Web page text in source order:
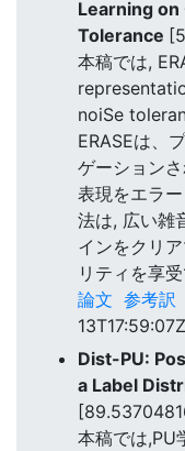
Learning on
Tolerance
本稿では,
noiSe
ERASEは、
ゲーション
表現をエラ
法は, 広い雑
インをクリ
リティを享受
論文 参考訳
Dist-PU:
a Label
本稿では,PU